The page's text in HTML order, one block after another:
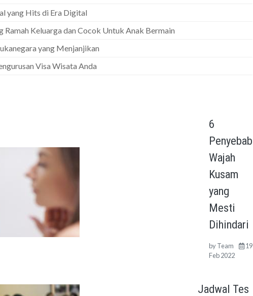
yang Hits di Era Digital
Keluarga dan Cocok Untuk Anak Bermain
yang Menjanjikan
Visa Wisata Anda
6
Penyebab
Wajah
Kusam
yang
Mesti
Dihindari
byTeam
19
Feb 2022
Jadwal Tes